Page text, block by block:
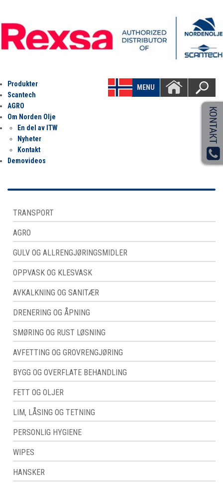
MENU
Produkter
Scantech
AGRO
Om Norden Olje
En del av ITW
Nyheter
Kontakt
Demovideos
TRANSPORT
AGRO
GULV OG ALLRENGJØRINGSMIDLER
OPPVASK OG KLESVASK
AVKALKNING OG SANITÆR
DRENERING OG ÅPNING
SMØRING OG RUST LØSNING
AVFETTING OG GROVRENGJØRING
BYGG OG OVERFLATE BEHANDLING
FETT OG OLJER
LIM, LÅSING OG TETNING
PERSONLIG HYGIENE
WIPES
HANSKER